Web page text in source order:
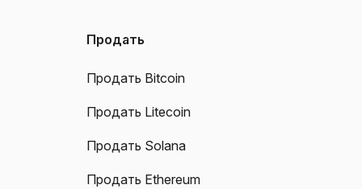
Продать
Продать Bitcoin
Продать Litecoin
Продать Solana
Продать Ethereum